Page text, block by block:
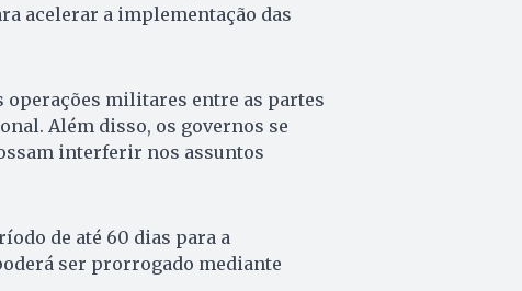
acelerar a implementação das
operações militares entre as partes
Além disso, os governos se
interferir nos assuntos
de até 60 dias para a
ser prorrogado mediante